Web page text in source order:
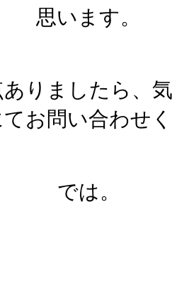
思います。
りましたら、
お問い合わせ
では。